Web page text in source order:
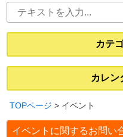
カテ
カレン
TOPページ > イベント
イベントに関するお問い